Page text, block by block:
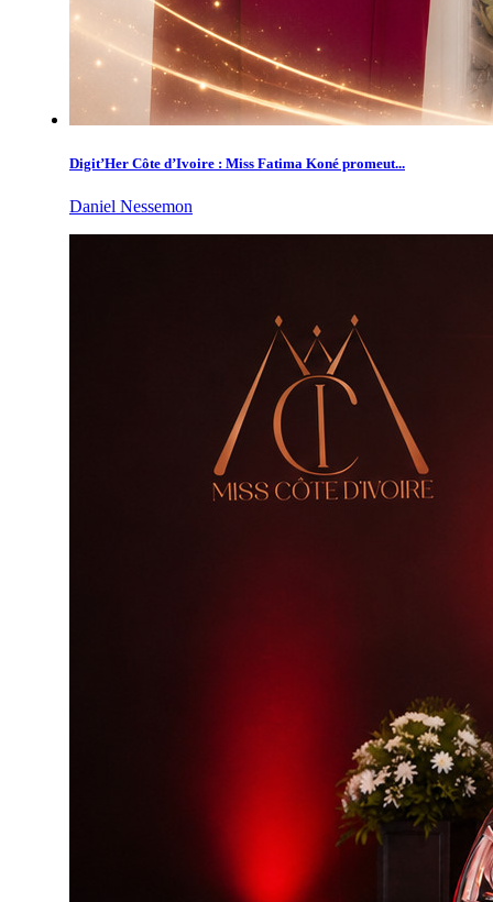
Digit’Her Côte d’Ivoire : Miss Fatima Koné promeut...
Daniel Nessemon